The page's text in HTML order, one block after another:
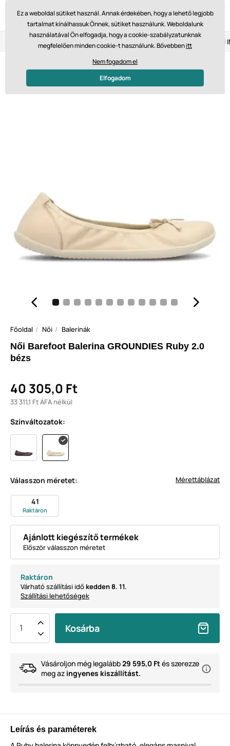
Visszaküldés 14 napon belül Gyors szállítás 61 475 Ft-tól
Főoldal Női Balerínák
Női Barefoot Balerina GROUNDIES Ruby 2.0
bézs
40 305,0 Ft
33 311,1 Ft ÁFA nélkül
Színváltozatok:
Mérettáblázat
Válasszon méretet:
41
Raktáron
Ajánlott kiegészítő termékek
Először válasszon méretet
Raktáron
Várható szállítási időkedden 8. 11.
Szállítási lehetőségek
Kosárba
Vásároljon még legalább29 595,0 Ftés szerezze
meg az ingyenes kiszállítást.
Leírás és paraméterek
Ez a weboldal sütiket használ. Annak érdekében, hogy a lehető legjobb
tartalmat kínálhassuk Önnek, sütiket használunk. Weboldalunk
használatával Ön elfogadja, hogy a cookie-szabályzatunknak
megfelelően minden cookie-t használunk. Bővebbenitt
Nem fogadom el
Elfogadom